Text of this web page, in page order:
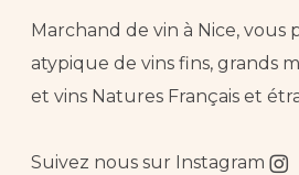
Marchand de vin à Nice, vous
atypique de vins fins, grands
et vins Natures Français et
Suivez nous sur Instagram